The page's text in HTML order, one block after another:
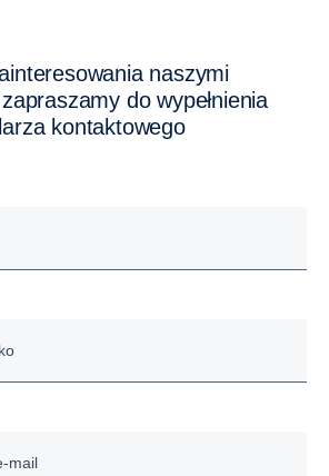
do wypełnienia
kontaktowego